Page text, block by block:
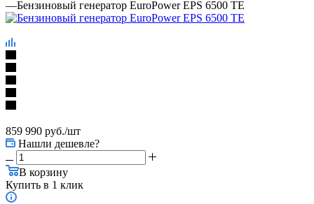
—Бензиновый генератор EuroPower EPS 6500 TE
859 990 руб./шт
Нашли дешевле?
В корзину
Купить в 1 клик